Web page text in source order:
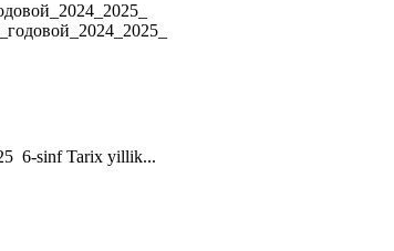
6-sinf Tarix yillik...